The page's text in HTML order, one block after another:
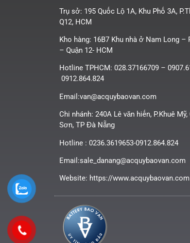
Trụ sở: 195 Quốc Lộ 1A, Khu Phố 3A,
Q12, HCM
Kho hàng: 16B7 Khu nhà ở Nam Long –
– Quận 12- HCM
Hotline TPHCM: 028.37166709 –
0912.864.824
Email:van@acquybaovan.com
Chi nhánh: 240A Lê văn hiến, P.Khuê
Sơn, TP Đà Nẵng
Hotline : 0236.3619653-0912.864.824
Email:sale_danang@acquybaovan.com
Website: https://www.acquybaovan.com